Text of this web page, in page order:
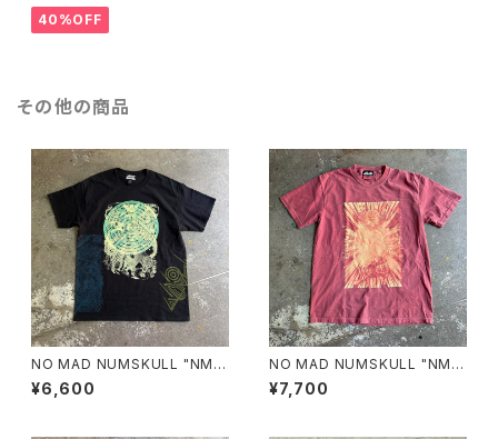
40%OFF
その他の商品
NO MAD NUMSKULL "NMN
×壊し屋 MULTI PRINT S/T"
(BLACK.L)
¥6,600
NO MAD NUMSKULL "NMN
×壊し屋 MULTI PRINT S/T"
(CRIMSON.L)
¥7,700